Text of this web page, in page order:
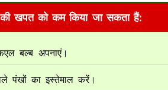
की खपत को कम किया जा सकता हैं:
बल्ब अपनाएं।
पंखों का इस्तेमाल करें।